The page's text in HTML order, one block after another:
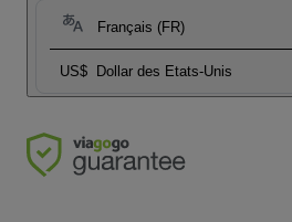
Français (FR)
US$ Dollar des Etats-Unis